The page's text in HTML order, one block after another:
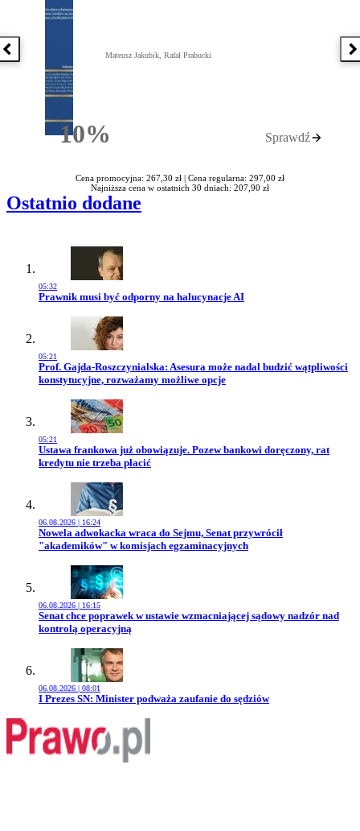
Poprzednia książka
10%Rabatu
Mateusz Jakubik, Rafał Prabucki
Sprawdź
Cena promocyjna: 267,30 zł | Cena regularna: 297,00 zł
Najniższa cena w ostatnich 30 dniach: 207,90 zł
Ostatnio dodane
05:32
Przejdź do artykułu:
Prawnik musi być odporny na halucynacje AI
05:21
Przejdź do artykułu:
Prof. Gajda-Roszczynialska: Asesura może nadal budzić wątpliwości
konstytucyjne, rozważamy możliwe opcje
05:21
Przejdź do artykułu:
Ustawa frankowa już obowiązuje. Pozew bankowi doręczony, rat
kredytu nie trzeba płacić
06.08.2026 | 16:24
Przejdź do artykułu:
Nowela adwokacka wraca do Sejmu, Senat przywrócił
"akademików" w komisjach egzaminacyjnych
06.08.2026 | 16:15
Przejdź do artykułu:
Senat chce poprawek w ustawie wzmacniającej sądowy nadzór nad
kontrolą operacyjną
06.08.2026 | 08:01
Przejdź do artykułu:
I Prezes SN: Minister podważa zaufanie do sędziów